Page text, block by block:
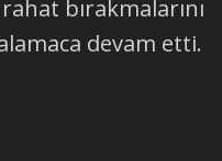
bırakmalarını
devam etti.